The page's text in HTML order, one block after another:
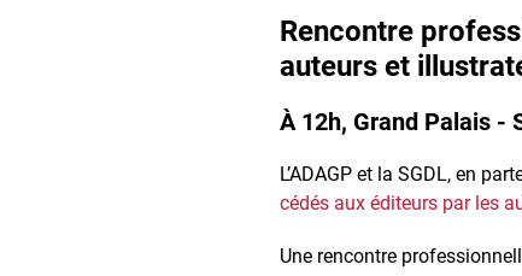
Rencontre
auteurs et
À 12h, Grand Palais -
L’ADAGP et la SGDL, en
cédés aux éditeurs par les
Une rencontre